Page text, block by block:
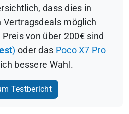
dass dies in
Vertragsdeals möglich
von über 200€ sind
) oder das Poco X7 Pro
bessere Wahl.
Testbericht